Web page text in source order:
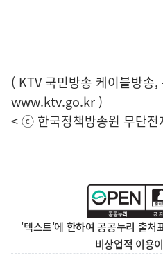
( KTV 국민방송 케이블방송
www.ktv.go.kr )
< ⓒ 한국정책방송원 무단전
'텍스트'에 한하여 공공누리 출처
비상업적 이용